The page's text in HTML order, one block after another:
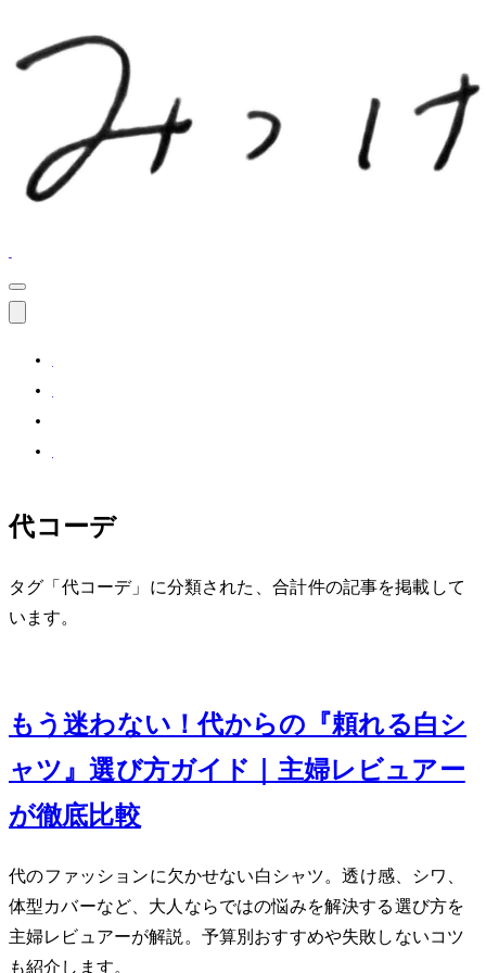
40代コーデ
タグ「40代コーデ」に分類された、合計 1 件の記事を掲載して
います。
もう迷わない！40代からの『頼れる白シ
ャツ』選び方ガイド｜主婦レビュアー
が徹底比較
40代のファッションに欠かせない白シャツ。透け感、シワ、
体型カバーなど、大人ならではの悩みを解決する選び方を
主婦レビュアーが解説。予算別おすすめや失敗しないコツ
も紹介します。